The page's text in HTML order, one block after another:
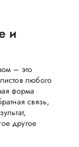
и
– это
любого
форма
связь,
другое